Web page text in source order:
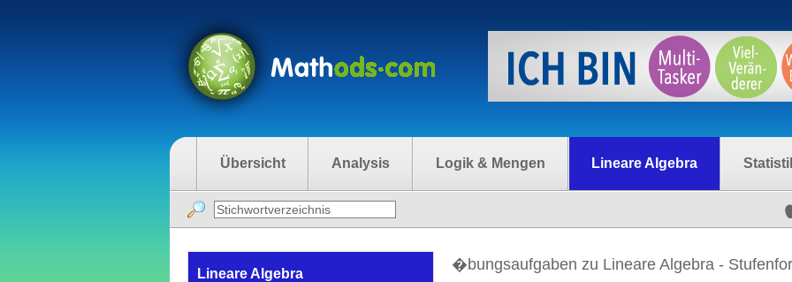
Übersicht Analysis Logik & Mengen Lineare Algebra
Lineare Algebra
�bungsaufgaben zu Lineare Algebra -